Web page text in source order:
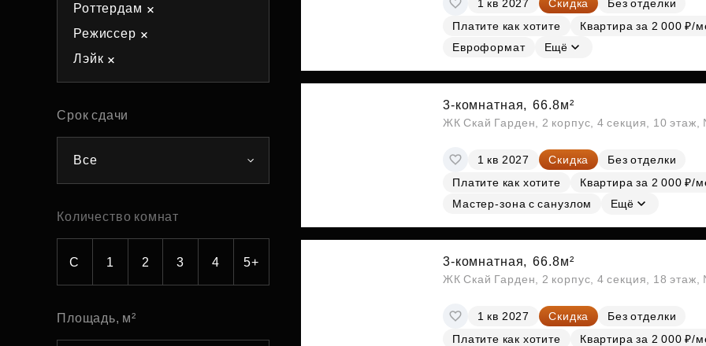
Субсидии
Роттердам
Режиссер
Лэйк
Срок сдачи
Все
Количество комнат
С 1 2 3 4 5+
Площадь, м²
1 кв 2027 Скидка
Без отделки
Платите как хотите
Квартира за 2 000 ₽/
Евроформат
Ещё
3-комнатная, 66.8м²
ЖК Скай Гарден, 2 корпус, 4 секция, 10
1 кв 2027 Скидка
Без отделки
Платите как хотите
Квартира за 2 000 ₽/
Мастер-зона с санузлом
Ещё
3-комнатная, 66.8м²
ЖК Скай Гарден, 2 корпус, 4 секция, 18
1 кв 2027 Скидка
Без отделки
Платите как хотите
Квартира за 2 000 ₽/